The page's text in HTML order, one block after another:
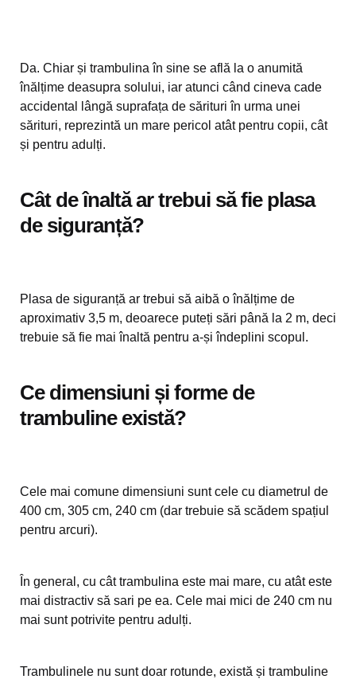
Da. Chiar și trambulina în sine se află la o anumită
înălțime deasupra solului, iar atunci când cineva cade
accidental lângă suprafața de sărituri în urma unei
sărituri, reprezintă un mare pericol atât pentru copii, cât
și pentru adulți.
Cât de înaltă ar trebui să fie plasa
de siguranță?
Plasa de siguranță ar trebui să aibă o înălțime de
aproximativ 3,5 m, deoarece puteți sări până la 2 m, deci
trebuie să fie mai înaltă pentru a-și îndeplini scopul.
Ce dimensiuni și forme de
trambuline există?
Cele mai comune dimensiuni sunt cele cu diametrul de
400 cm, 305 cm, 240 cm (dar trebuie să scădem spațiul
pentru arcuri).
În general, cu cât trambulina este mai mare, cu atât este
mai distractiv să sari pe ea. Cele mai mici de 240 cm nu
mai sunt potrivite pentru adulți.
Trambulinele nu sunt doar rotunde, există și trambuline